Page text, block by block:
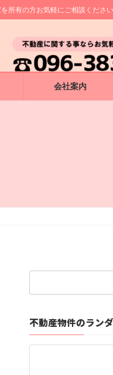
所有の方お気軽にご相談ください
会社案内
検
不動産物件のラン